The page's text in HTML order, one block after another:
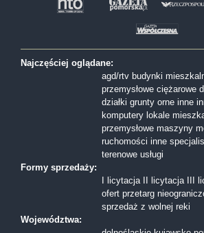
Najczęściej oglądane:
agd/rtv budynki
przemysłowe ciężarowe
działki grunty orne inne
komputery lokale
przemysłowe maszyny
ruchomości inne
terenowe usługi
Formy sprzedaży:
I licytacja
II licytacja III
ofert przetarg
sprzedaż z wolnej reki
Województwa: